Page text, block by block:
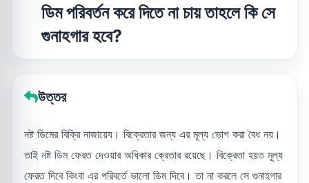
ডিম পরিবর্তন করে দিতে না চায় তাহলে কি সে
গুনাহগার হবে?
উত্তর
নষ্ট ডিমের বিক্রি নাজায়েয। বিক্রেতার জন্য এর মূল্য ভোগ করা বৈধ নয়।
তাই নষ্ট ডিম ফেরত দেওয়ার অধিকার ক্রেতার রয়েছে। বিক্রেতা হয়ত মূল্য
ফেরত দিবে কিংবা এর পরিবর্তে ভালো ডিম দিবে। তা না করলে সে গুনাহগার